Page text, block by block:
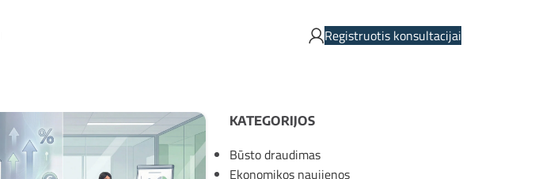
Registruotis konsultacijai
KATEGORIJOS
Būsto draudimas
Ekonomikos naujienos